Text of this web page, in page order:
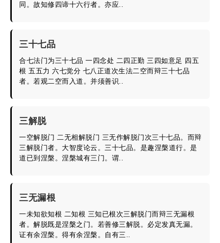
同。故知修四谛十六行者。亦应..
三十七品
合七法门为三十七品 一四念处 二四正勤 三四如意足 四五
根 五五力 六七觉分 七八正道次生法二空而辩三十七品
者。若观二空而入道。并须善识..
三解脱
一空解脱门 二无相解脱门 三无作解脱门次三十七品。而辩
三解脱门者。大智度论云。三十七品。是趣涅槃道行。是
道已到涅槃。涅槃城有三门。谓..
三无漏根
一未知欲知根 二知根 三知已根次三解脱门而辩三无漏根
者。解脱既是涅槃之门。若善修三解脱。必定发真无漏。
证有余涅槃。得有余涅槃。自有三..